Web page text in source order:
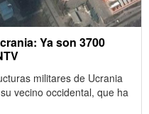
Ya son 3700
militares de Ucrania
vecino occidental, que ha